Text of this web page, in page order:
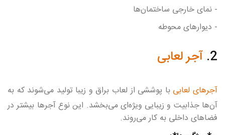
- نمای خارجی ساختمان‌ها
- دیوارهای محوطه
2. آجر لعابی
آجرهای لعابی با پوششی از لعاب براق و زیبا تولید می‌شوند که به
آن‌ها جذابیت و زیبایی ویژه‌ای می‌بخشد. این نوع آجرها بیشتر در
فضاهای داخلی به کار می‌روند.